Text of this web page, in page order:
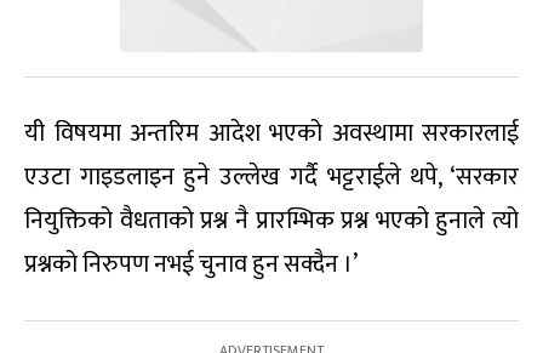
यी विषयमा अन्तरिम आदेश भएको अवस्थामा सरकारलाई
एउटा गाइडलाइन हुने उल्लेख गर्दै भट्टराईले थपे, ‘सरकार
नियुक्तिको वैधताको प्रश्न नै प्रारम्भिक प्रश्न भएको हुनाले त्यो
प्रश्नको निरुपण नभई चुनाव हुन सक्दैन ।’